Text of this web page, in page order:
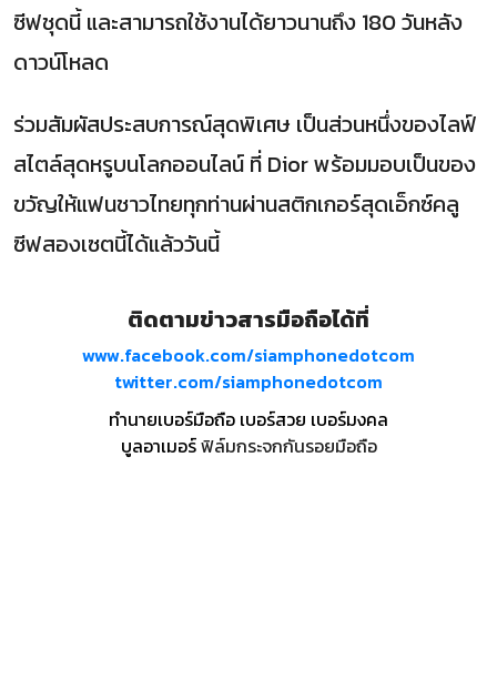
ซีฟชุดนี้ และสามารถใช้งานได้ยาวนานถึง 180 วันหลัง
ดาวน์โหลด
ร่วมสัมผัสประสบการณ์สุดพิเศษ เป็นส่วนหนึ่งของไลฟ์
สไตล์สุดหรูบนโลกออนไลน์ ที่ Dior พร้อมมอบเป็นของ
ขวัญให้แฟนชาวไทยทุกท่านผ่านสติกเกอร์สุดเอ็กซ์คลู
ซีฟสองเซตนี้ได้แล้ววันนี้
ติดตามข่าวสารมือถือได้ที่
www.facebook.com/siamphonedotcom
twitter.com/siamphonedotcom
ทำนายเบอร์มือถือ เบอร์สวย เบอร์มงคล
บูลอาเมอร์ฟิล์มกระจกกันรอยมือถือ